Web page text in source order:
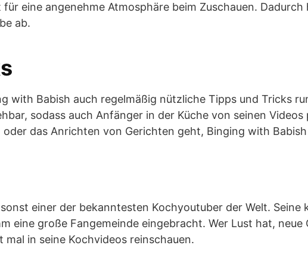
eine angenehme Atmosphäre beim Zuschauen.
ab.
with Babish auch regelmäßig nützliche Tipps und Tricks
sodass auch Anfänger in der Küche von seinen
das Anrichten von Gerichten geht, Binging with
einer der bekanntesten Kochyoutuber der Welt.
eine große Fangemeinde eingebracht. Wer Lust hat, neue
in seine Kochvideos reinschauen.